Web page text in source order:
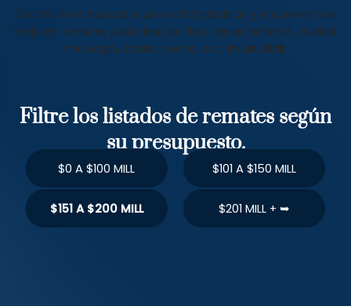
Escriba en el buscador una o dos palabras y encuentre los
mejores remates judiciales por tipo, departamento, ciudad,
municipio, barrio, precio, etc. En un click
Filtre los listados de remates según
su presupuesto.
$0 A $100 MILL $101 A $150 MILL
$151 A $200 MILL $201 MILL + ➥